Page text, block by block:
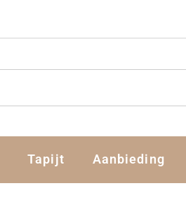
Tapijt Aanbieding